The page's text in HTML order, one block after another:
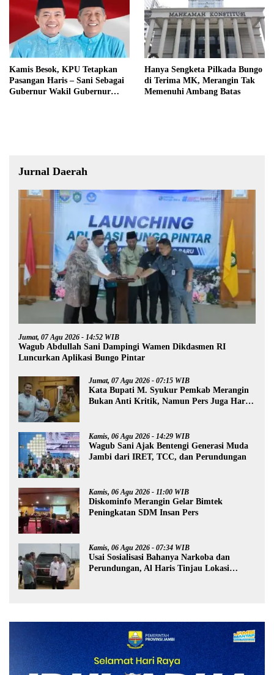
Kamis Besok, KPU Tetapkan
Pasangan Haris – Sani Sebagai
Gubernur Wakil Gubernur
Hanya Sengketa Pilkada Bungo
di Terima MK, Merangin Tak
Memenuhi Ambang Batas
Jurnal Daerah
Jumat, 07 Agu 2026 - 14:52 WIB
Wagub Abdullah Sani Dampingi Wamen Dikdasmen RI
Luncurkan Aplikasi Bungo Pintar
Jumat, 07 Agu 2026 - 07:15 WIB
Kata Bupati M. Syukur Pemkab Merangin
Bukan Anti Kritik, Namun Pers Juga Harus
Kamis, 06 Agu 2026 - 14:29 WIB
Wagub Sani Ajak Bentengi Generasi Muda
Jambi dari IRET, TCC, dan Perundungan
Kamis, 06 Agu 2026 - 11:00 WIB
Diskominfo Merangin Gelar Bimtek
Peningkatan SDM Insan Pers
Kamis, 06 Agu 2026 - 07:34 WIB
Usai Sosialisasi Bahanya Narkoba dan
Perundungan, Al Haris Tinjau Lokasi